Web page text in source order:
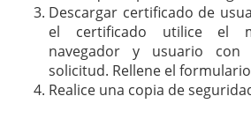
Descargar certificado de
el certificado utilice el
navegador y usuario
solicitud. Rellene el
Realice una copia de